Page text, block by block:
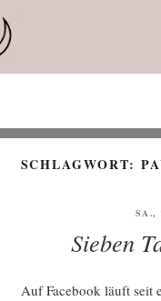
Inhalt
springen
SCHLAGWORT:
SA.,
Sieben
Auf Face­book läuft